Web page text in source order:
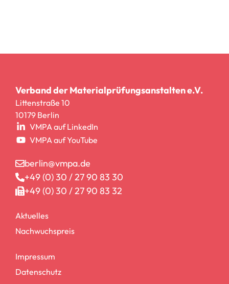
Verband der Materialprüfungsanstalten e.V.
Littenstraße 10
10179 Berlin
VMPA auf LinkedIn
VMPA auf YouTube
berlin@vmpa.de
+49 (0) 30 / 27 90 83 30
+49 (0) 30 / 27 90 83 32
Aktuelles
Nachwuchspreis
Impressum
Datenschutz